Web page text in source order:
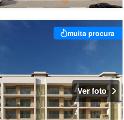
muita procura
Ver foto